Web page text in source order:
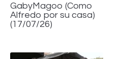
GabyMagoo (Como
Alfredo por su casa)
(17/07/26)